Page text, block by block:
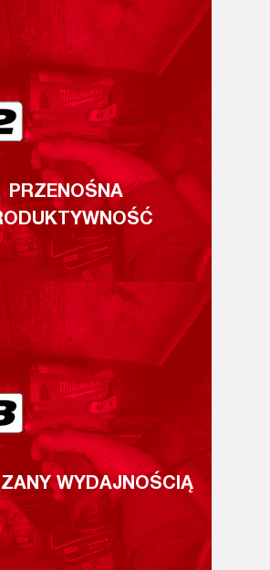
PRZENOŚNA
WYDAJNOŚCIĄ